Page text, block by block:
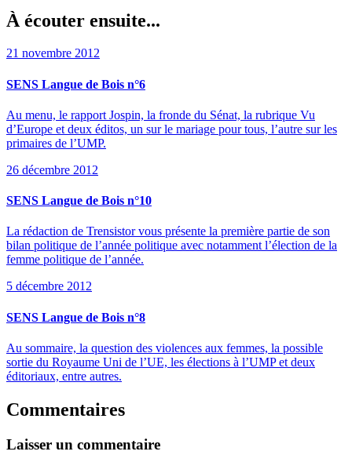
À écouter ensuite...
21 novembre 2012
SENS Langue de Bois n°6
Au menu, le rapport Jospin, la fronde du Sénat, la rubrique Vu
d’Europe et deux éditos, un sur le mariage pour tous, l’autre sur les
primaires de l’UMP.
26 décembre 2012
SENS Langue de Bois n°10
La rédaction de Trensistor vous présente la première partie de son
bilan politique de l’année politique avec notamment l’élection de la
femme politique de l’année.
5 décembre 2012
SENS Langue de Bois n°8
Au sommaire, la question des violences aux femmes, la possible
sortie du Royaume Uni de l’UE, les élections à l’UMP et deux
éditoriaux, entre autres.
Commentaires
Laisser un commentaire